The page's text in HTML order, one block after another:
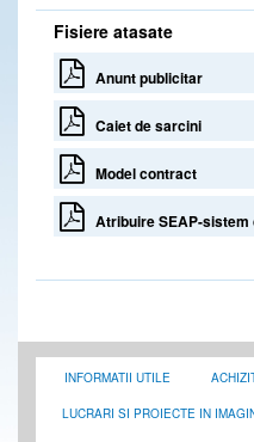
Fisiere atasate
Anunt publicitar
Caiet de sarcini
Model contract
Atribuire SEAP-
INFORMATII UTILE
LUCRARI SI PROIECTE IN